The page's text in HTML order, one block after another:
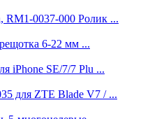
RM1-0037-000 Ролик ...
6-22 мм ...
iPhone SE/7/7 Plu ...
для ZTE Blade V7 / ...